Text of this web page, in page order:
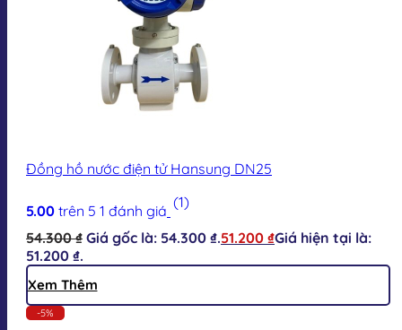
Đồng hồ nước điện tử Hansung DN25
5.00 trên 5 1 đánh giá (1)
54.300₫ Giá gốc là: 54.300 ₫.51.200 ₫Giá hiện tại là:
51.200 ₫.
Xem Thêm
-5%